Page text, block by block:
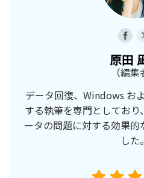
原田
（編集
データ回復、Windows お
する執筆を専門としてお
ータの問題に対する効果
した。